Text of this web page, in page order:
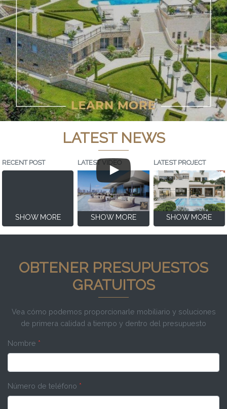
LATEST NEWS
RECENT POST
SHOW MORE
LATEST VIDEO
SHOW MORE
LATEST PROJECT
SHOW MORE
OBTENER PRESUPUESTOS
GRATUITOS
Vea cómo podemos proporcionarle mobiliario y soluciones
de primera calidad a tiempo y dentro del presupuesto
Nombre *
Número de teléfono *